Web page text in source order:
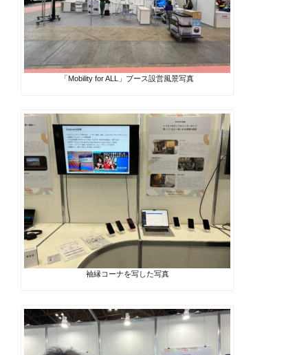
「Mobility for ALL」ブース設営風景写真
袖縁コーナを写した写真